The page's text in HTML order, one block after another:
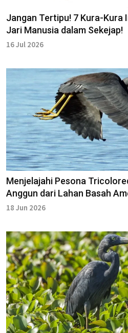
Jangan Tertipu! 7 Kura-Kura
Jari Manusia dalam Sekejap!
16 Jul 2026
Menjelajahi Pesona
Anggun dari Lahan Basah
18 Jun 2026